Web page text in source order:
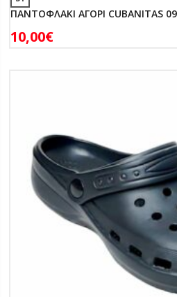
ΠΑΝΤΟΦΛΑΚΙ ΑΓΟΡΙ CUBANITAS
10,00€